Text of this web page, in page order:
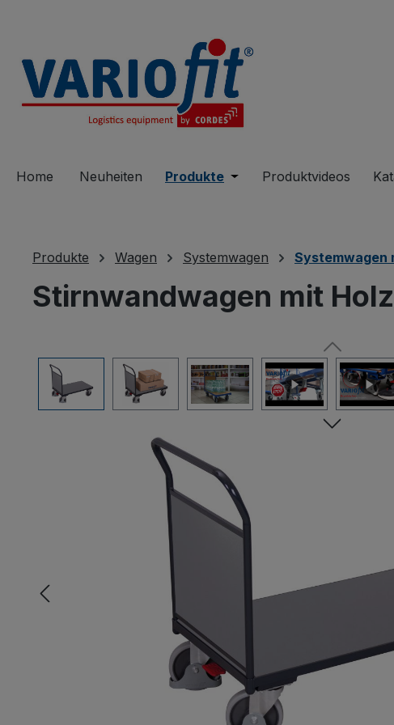
Home Neuheiten Produkte Öffne oder Schließe das
Produktvideos
Produkte Wagen Systemwagen Systemwagen
Stirnwandwagen mit Holz
Bildergalerie überspringen